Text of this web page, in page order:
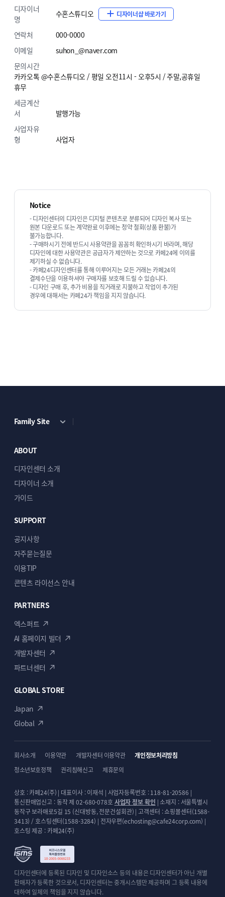
디자이너
명
수혼스튜디오 디자이너샵 바로가기
연락처
000-0000
이메일
suhon_@naver.com
문의시간
카카오톡 @수혼스튜디오 / 평일 오전11시 - 오후5시 / 주말,공휴일
휴무
세금계산
서
발행가능
사업자유
형
사업자
Notice
- 디자인센터의 디자인은 디지털 콘텐츠로 분류되어 디자인 복사 또는
원본 다운로드 또는 계약완료 이후에는 청약 철회(상품 환불)가
불가능합니다.
- 구매하시기 전에 반드시 사용약관을 꼼꼼히 확인하시기 바라며, 해당
디자인에 대한 사용약관은 공급자가 제안하는 것으로 카페24에 이의를
제기하실 수 없습니다.
- 카페24디자인센터를 통해 이루어지는 모든 거래는 카페24의
결제수단을 이용하셔야 구매자를 보호해 드릴 수 있습니다.
- 디자인 구매 후, 추가 비용을 직거래로 지불하고 작업이 추가된
경우에 대해서는 카페24가 책임을 지지 않습니다.
Family Site
ABOUT
디자인센터 소개
디자이너 소개
가이드
SUPPORT
공지사항
자주묻는질문
이용TIP
콘텐츠 라이선스 안내
PARTNERS
엑스퍼트
AI 홈페이지 빌더
개발자센터
파트너센터
GLOBAL STORE
Japan
Global
회사소개 이용약관 개발자센터 이용약관
개인정보처리방침
청소년보호정책
권리침해신고 제휴문의
상호 : 카페24(주) | 대표이사 : 이재석 | 사업자등록번호 : 118-81-20586 |
통신판매업신고 : 동작 제 02-680-078호사업자 정보 확인 | 소재지 : 서울특별시
동작구 보라매로5길 15 (신대방동, 전문건설회관) | 고객센터 : 쇼핑몰센터(1588-
3413) / 호스팅센터(1588-3284) | 전자우편(echosting@cafe24corp.com) |
호스팅 제공 : 카페24(주)
디자인센터에 등록된 디자인 및 디자인소스 등의 내용은 디자인센터가 아닌 개별
판매자가 등록한 것으로서, 디자인센터는 중개시스템만 제공하며 그 등록 내용에
대하여 일체의 책임을 지지 않습니다.